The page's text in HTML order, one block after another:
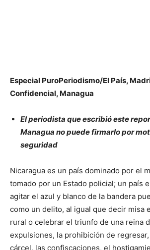
Especial PuroPeriodismo/El País,
Confidencial, Managua
El periodista que escribió este
Managua no puede firmarlo por
seguridad
Nicaragua es un país dominado por el
tomado por un Estado policial; un país
agitar el azul y blanco de la bandera
como un delito, al igual que decir misa
rural o celebrar el triunfo de una reina
expulsiones, la prohibición de
cárcel, las confiscaciones, el